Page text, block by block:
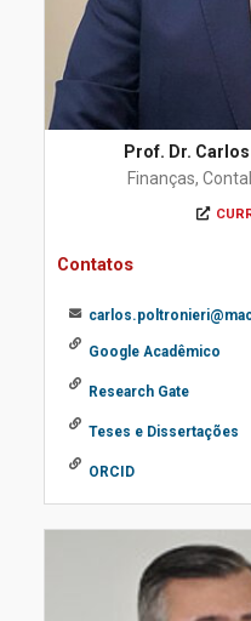
Prof. Dr.
Finanças,
Contatos
Google Acadêmico
Research Gate
Teses e Dissertações
ORCID